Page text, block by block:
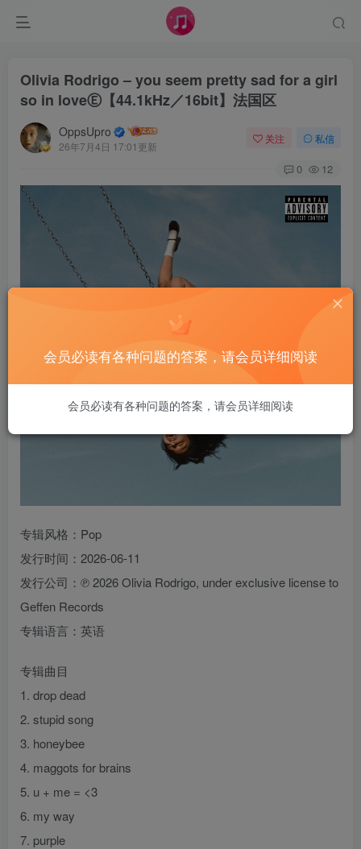
Olivia Rodrigo – you seem pretty sad for a girl
so in loveⒺ【44.1kHz／16bit】法国区
OppsUpro
26年7月4日 17:01更新
关注 私信
0 12
专辑风格：Pop
发行时间：2026-06-11
发行公司：℗ 2026 Olivia Rodrigo, under exclusive license to
Geffen Records
专辑语言：英语
专辑曲目
1. drop dead
2. stupid song
3. honeybee
4. maggots for brains
5. u + me = <3
6. my way
7. purple
会员必读有各种问题的答案，请会员详细阅读
会员必读有各种问题的答案，请会员详细阅读